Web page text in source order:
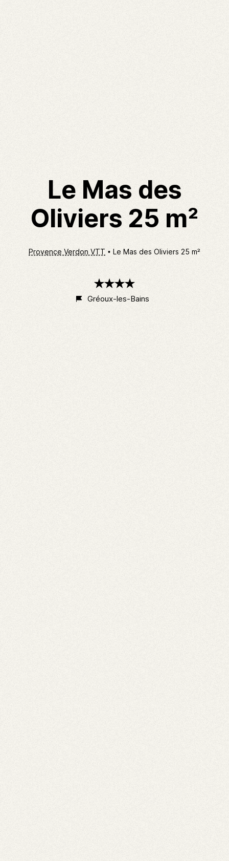
Le Mas des
Oliviers 25 m²
Provence Verdon VTT Le Mas des Oliviers 25 m²
étoiles
Gréoux-les-Bains